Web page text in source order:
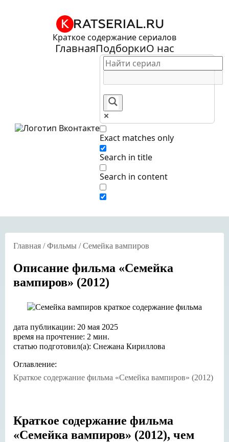
Краткое содержание сериалов
ГлавнаяПодборкиО нас
Exact matches only
Search in title
Search in content
Главная /Фильмы /Семейка вампиров
Описание фильма «Семейка
вампиров» (2012)
дата публикации: 20 мая 2025
время на прочтение: 2 мин.
статью подготовил(а): Снежана Кириллова
Оглавление:
Краткое содержание фильма «Семейка вампиров» (2012)
Краткое содержание фильма
«Семейка вампиров» (2012), чем